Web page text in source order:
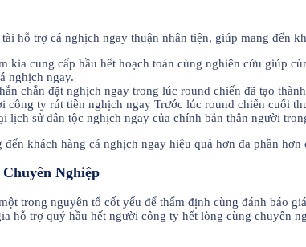
hỗ trợ cá nghịch ngay thuận nhân tiện, giúp mang đến
kia cung cấp hầu hết hoạch toán cùng nghiên cứu giúp
nghịch ngay.
chắn đặt nghịch ngay trong lúc round chiến đã tạo
công ty rút tiền nghịch ngay Trước lúc round chiến cuối
lịch sử dân tộc nghịch ngay của chính bản thân người
khách hàng cá nghịch ngay hiệu quả hơn đa phần
Nghiệp
trong nguyên tố cốt yếu để thẩm định cùng đánh báo
hỗ trợ quý hầu hết người công ty hết lòng cùng chuyên